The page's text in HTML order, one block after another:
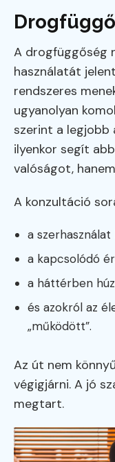
A drogfüggőség
használatát
rendszeres
ugyanolyan
szerint a legjobb
ilyenkor segít
valóságot,
A konzultáció
a
a kapcsolódó
a háttérben
és azokról az
„működött”.
Az út nem
végigjárni. A jó
megtart.